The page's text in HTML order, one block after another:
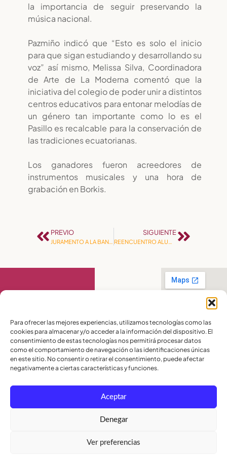
Para ofrecer las mejores experiencias, utilizamos tecnologías como las
cookies para almacenar y/o acceder a la información del dispositivo. El
consentimiento de estas tecnologías nos permitirá procesar datos
como el comportamiento de navegación o las identificaciones únicas
en este sitio. No consentir o retirar el consentimiento, puede afectar
negativamente a ciertas características y funciones.
Aceptar
Denegar
Ver preferencias
la importancia de seguir preservando la
música nacional.
Pazmiño indicó que “Esto es solo el inicio
para que sigan estudiando y desarrollando su
voz” así mismo, Melissa Silva, Coordinadora
de Arte de La Moderna comentó que la
iniciativa del colegio de poder unir a distintos
centros educativos para entonar melodías de
un género tan importante como lo es el
Pasillo es recalcable para la conservación de
las tradiciones ecuatorianas.
Los ganadores fueron acreedores de
instrumentos musicales y una hora de
grabación en Borkis.
PREVIO
JURAMENTO A LA BANDERA
SIGUIENTE
REENCUENTRO ALUMNI
Contáctanos
PBX:(04) 372 5220
Celular:099 016
2715
Celular:098 580
2370
admisiones@lamoderna.edu.ec
Km 2,5 Vía a
Samborondón.